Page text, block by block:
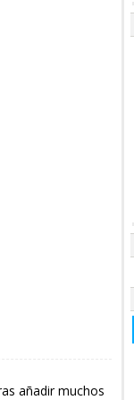
añadir muchos